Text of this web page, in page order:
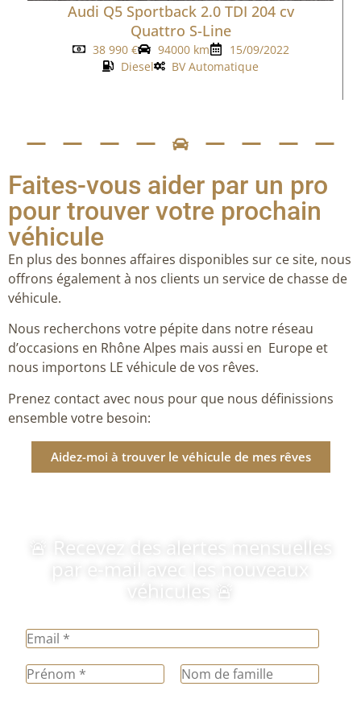
Audi Q5 Sportback 2.0 TDI 204 cv
Quattro S-Line
38 990 € 94000 km
15/09/2022
Diesel
BV Automatique
Faites-vous aider par un pro
pour trouver votre prochain
véhicule
En plus des bonnes affaires disponibles sur ce site, nous
offrons également à nos clients un service de chasse de
véhicule.
Nous recherchons votre pépite dans notre réseau
d’occasions en Rhône Alpes mais aussi en Europe et
nous importons LE véhicule de vos rêves.
Prenez contact avec nous pour que nous définissions
ensemble votre besoin:
Aidez-moi à trouver le véhicule de mes rêves
🚨 Recevez des alertes mensuelles
par e-mail avec les nouveaux
véhicules 🚨